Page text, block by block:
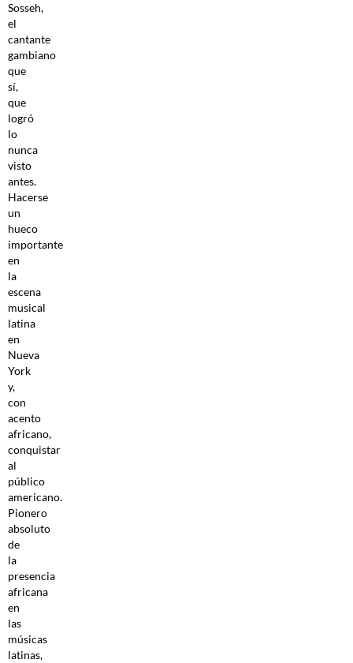
Sosseh,
el
cantante
gambiano
que
sí,
que
logró
lo
nunca
visto
antes.
Hacerse
un
hueco
importante
en
la
escena
musical
latina
en
Nueva
York
y,
con
acento
africano,
conquistar
al
público
americano.
Pionero
absoluto
de
la
presencia
africana
en
las
músicas
latinas,